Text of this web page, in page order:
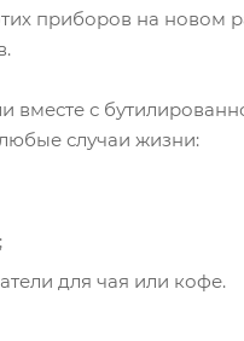
приборов на новом
вместе с
случаи жизни:
для чая или кофе.